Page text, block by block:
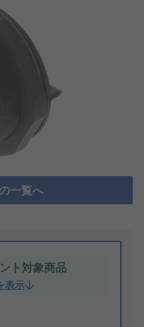
一覧へ
ト対象商品
表示